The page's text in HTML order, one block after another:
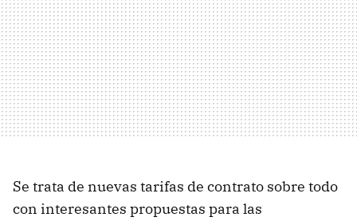
Se trata de nuevas tarifas de contrato sobre todo
con interesantes propuestas para las